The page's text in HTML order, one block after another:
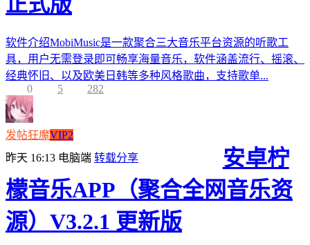
软件介绍MobiMusic是一款聚合三大音乐平台资源的听歌工
具，用户无需登录即可畅享海量音乐，软件涵盖流行、摇滚、
经典怀旧、以及欧美日韩等多种风格歌曲，支持歌单...
0
5 282
发帖狂魔VIP2
昨天 16:13 电脑端 转载分享
安卓柠
檬音乐APP（聚合全网音乐资
源）V3.2.1 更新版